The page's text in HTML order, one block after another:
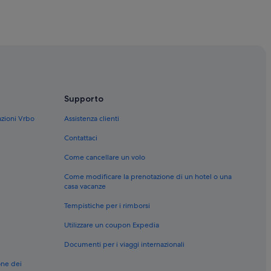
Vrbo
dei
Supporto
Assistenza clienti
Contattaci
Come cancellare un volo
Come modificare la prenotazione di un hotel o una
casa vacanze
Tempistiche per i rimborsi
Utilizzare un coupon Expedia
Documenti per i viaggi internazionali